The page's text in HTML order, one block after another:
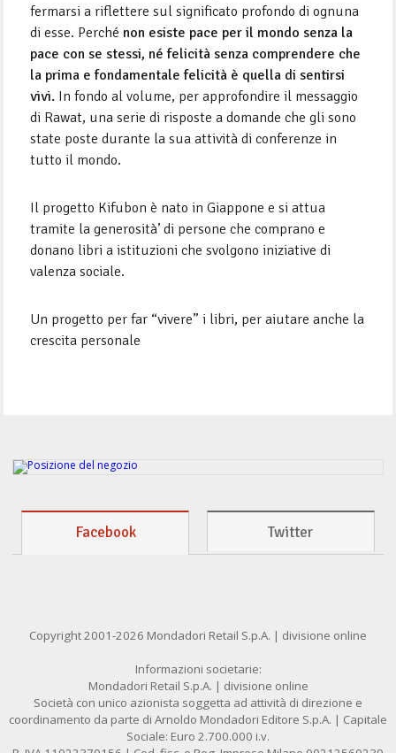
fermarsi a riflettere sul significato profondo di ognuna
di esse. Perché non esiste pace per il mondo senza la
pace con se stessi, né felicità senza comprendere che
la prima e fondamentale felicità è quella di sentirsi
vivi. In fondo al volume, per approfondire il messaggio
di Rawat, una serie di risposte a domande che gli sono
state poste durante la sua attività di conferenze in
tutto il mondo.
Il progetto Kifubon è nato in Giappone e si attua
tramite la generosità’ di persone che comprano e
donano libri a istituzioni che svolgono iniziative di
valenza sociale.
Un progetto per far “vivere” i libri, per aiutare anche la
crescita personale
Facebook Twitter
Copyright 2001-2026 Mondadori Retail S.p.A. | divisione online
Informazioni societarie:
Mondadori Retail S.p.A. | divisione online
Società con unico azionista soggetta ad attività di direzione e
coordinamento da parte di Arnoldo Mondadori Editore S.p.A. | Capitale
Sociale: Euro 2.700.000 i.v.